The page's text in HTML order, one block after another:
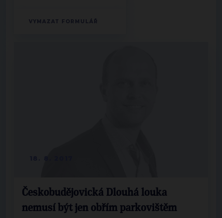
Českobudějovická Dlouhá louka
nemusí být jen obřím parkovištěm